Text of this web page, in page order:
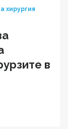
хирургия
в